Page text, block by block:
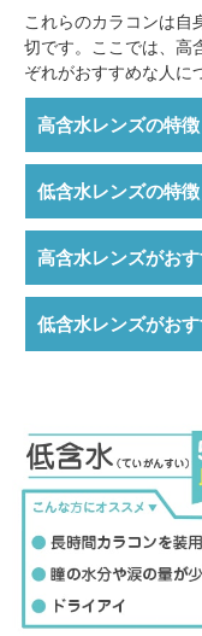
高含水レンズのカラ
は、低含水レンズを
これらのカラコンは自
切です。ここでは、高
ぞれがおすすめな人に
高含水レンズの特徴
低含水レンズの特徴
高含水レンズがお
低含水レンズがお